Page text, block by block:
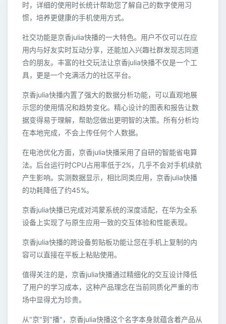
时，详细的使用时长统计帮助您了解自己的数字使用习
惯，培养更健康的手机使用方式。
社交功能是京香julia快播的一大特色。用户不仅可以在应
用内与好友实时互动分享，还能加入兴趣社群发现志同道
合的朋友。丰富的社交玩法让京香julia快播不仅是一个工
具，更是一个充满活力的社区平台。
京香julia快播内置了强大的数据分析功能，可以直观地展
示您的使用情况和趋势变化。精心设计的图表和报告让数
据变得易于理解，帮助您做出更明智的决策。所有分析均
在本地完成，不会上传任何个人数据。
在电池优化方面，京香julia快播采用了自研的智能省电算
法。后台运行时CPU占用率低于2%，几乎不会对手机续航
产生影响。实测数据显示，相比同类应用，京香julia快播
的功耗降低了约45%。
京香julia快播已完成对鸿蒙系统的深度适配，在华为全系
设备上实现了与原生应用一致的交互体验和性能表现。
京香julia快播的跨设备剪贴板功能让您在手机上复制的内
容可以直接在平板上粘贴使用。
值得关注的是，京香julia快播通过精细化的交互设计降低
了用户的学习成本，这种产品理念在当前同质化严重的市
场中显得尤为珍贵。
从"京"到"播"，京香julia快播这个名字本身就蕴含着产品从